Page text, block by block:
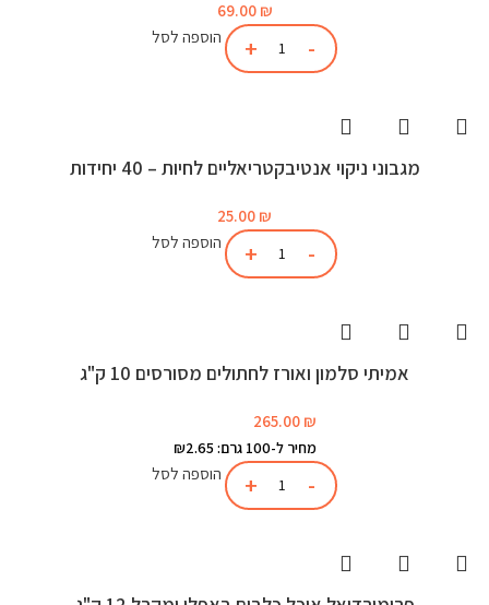
69.00 ₪
הוספה לסל
מגבוני ניקוי אנטיבקטריאליים לחיות – 40 יחידות
25.00 ₪
הוספה לסל
אמיתי סלמון ואורז לחתולים מסורסים 10 ק"ג
265.00 ₪
מחיר ל-100 גרם: ₪2.65
הוספה לסל